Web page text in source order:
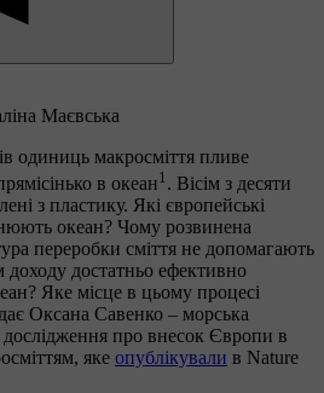
Маєвська
одиниць макросміття пливе
в океан1 . Вісім з десяти
з пластику. Які європейські
океан? Чому розвинена
переробки сміття не допомагають
доходу достатньо ефективно
Яке місце в цьому процесі
Оксана Савенко – морська
дослідження про внесок Європи в
яке опублікували в Nature